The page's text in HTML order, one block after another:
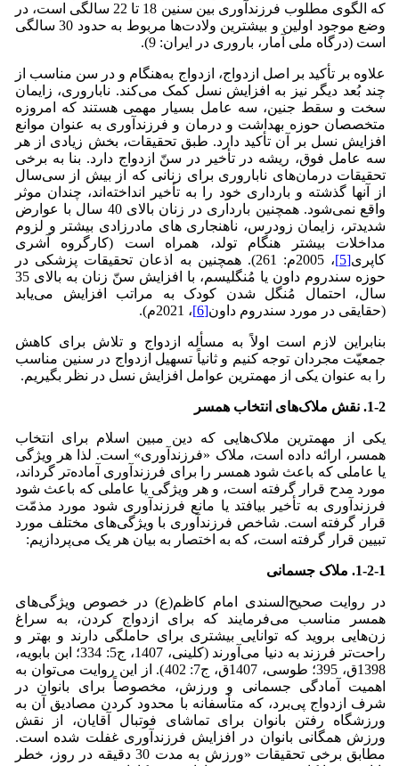
که الگوی مطلوب فرزندآوری بین سنین 18 تا 22 سالگی است، در
وضع موجود اولین و بیشترین ولادت‌ها مربوط به حدود 30 سالگی
است (درگاه ملی آمار، باروری در ایران: 9).
علاوه بر تأکید بر اصل ازدواج، ازدواج به‌هنگام و در سن مناسب از
چند بُعد دیگر نیز به افزایش نسل کمک می‌کند. ناباروری، زایمان
سخت و سقط جنین، سه عامل بسیار مهمی هستند که امروزه
متخصصان حوزه بهداشت و درمان و فرزندآوری به عنوان موانع
افزایش نسل بر آن تأکید دارد. طبق تحقیقات، بخش زیادی از هر
سه عامل فوق، ریشه در تأخیر در سنّ ازدواج دارد. بنا به برخی
تحقیقات درمان‌های ناباروری برای زنانی که از بیش از سی‌سال
از آنها گذشته و بارداری خود را به تأخیر انداخته‌اند، چندان موثر
واقع نمی‌شود. همچنین بارداری در زنان بالای 40 سال با عوارض
شدیدتر، زایمان زودرس، ناهنجاری های مادرزادی بیشتر و لزوم
مداخلات بیشتر هنگام تولد، همراه است (کارگروه آشری
کاپری[5]
، 2005م: 261). همچنین به اذعان تحقیقات پزشکی در
حوزه سندروم داون یا مُنگلیسم، با افزایش سنّ زنان به بالای 35
سال، احتمال مُنگل شدن کودک به مراتب افزایش می‌یابد
(حقایقی در مورد سندروم داون[6] ، 2021م).
بنابراین لازم است اولاً به مسأله ازدواج و تلاش برای کاهش
جمعیّت مجردان توجه کنیم و ثانیاً تسهیل ازدواج در سنین مناسب
را به عنوان یکی از مهمترین عوامل افزایش نسل در نظر بگیریم.
1-2. نقش ملاک‌های انتخاب همسر
یکی از مهمترین ملاک‌هایی که دین مبین اسلام برای انتخاب
همسر، ارائه داده است، ملاک «فرزندآوری» است. لذا هر ویژگی
یا عاملی که باعث شود همسر را برای فرزندآوری آماده‌تر گرداند،
مورد مدح قرار گرفته است، و هر ویژگی یا عاملی که باعث شود
فرزندآوری به تأخیر بیافتد یا مانع فرزندآوری شود مورد مذمّت
قرار گرفته است. شاخص فرزندآوری با ویژگی‌های مختلف مورد
تبیین قرار گرفته است، که به اختصار به بیان هر یک می‌پردازیم:
1-2-1. ملاک جسمانی
در روایت صحیح‌السندی امام کاظم(ع) در خصوص ویژگی‌های
همسر مناسب می‌فرمایند که برای ازدواج کردن، به سراغ
زن‌هایی بروید که توانایی بیشتری برای حاملگی دارند و بهتر و
راحت‌تر فرزند به دنیا می‌آورند (کلینی، 1407، ج5: 334؛ ابن بابویه،
1398ق، 395؛ طوسی، 1407ق، ج7: 402). از این روایت می‌توان به
اهمیت آمادگی جسمانی و ورزش، مخصوصاً برای بانوان در
شرف ازدواج پی‌برد، که متأسفانه با محدود کردن مصادیق آن به
ورزشگاه رفتن بانوان برای تماشای فوتبال آقایان، از نقش
ورزش همگانی بانوان در افزایش فرزندآوری غفلت شده است.
مطابق برخی تحقیقات «ورزش به مدت 30 دقیقه در روز، خطر